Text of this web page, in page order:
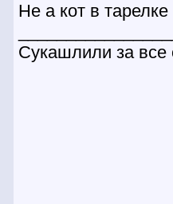
Не а кот в
Сукашлили за все